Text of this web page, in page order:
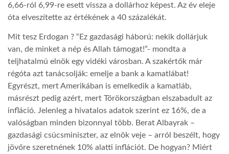
GLOBOZSARU
DOBRAVERO.HU
LATIMO.HU
GLOBOBOOK
6,66-ról 6,99-re esett vissza a dollárhoz képest. Az év eleje
óta elveszítette az értékének a 40 százalékát.
Mit tesz Erdogan ? “Ez gazdasági háború: nekik dollárjuk
van, de minket a nép és Allah támogat!”- mondta a
teljhatalmú elnök egy vidéki városban. A szakértők már
régóta azt tanácsolják: emelje a bank a kamatlábat!
Egyrészt, mert Amerikában is emelkedik a kamatláb,
másrészt pedig azért, mert Törökországban elszabadult az
infláció. Jelenleg a hivatalos adatok szerint ez 16%, de a
valóságban minden bizonnyal több. Berat Albayrak –
gazdasági csúcsminiszter, az elnök veje – arról beszélt, hogy
jövőre szeretnének 10% alatti inflációt. De hogyan? Miért